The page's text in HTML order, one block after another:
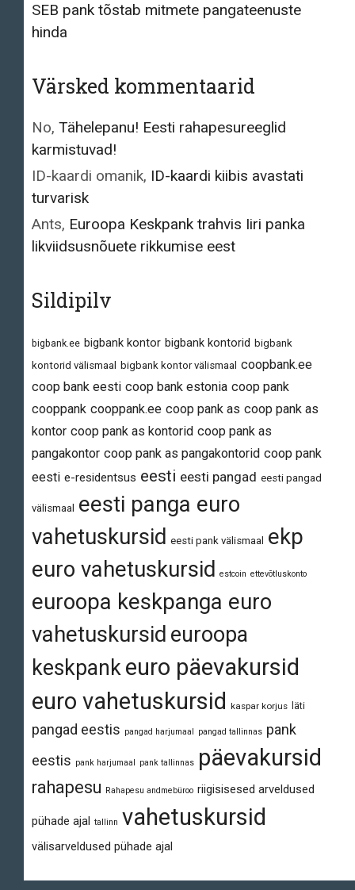
SEB pank tõstab mitmete pangateenuste
hinda
Värsked kommentaarid
No, Tähelepanu! Eesti rahapesureeglid
karmistuvad!
ID-kaardi omanik, ID-kaardi kiibis avastati
turvarisk
Ants, Euroopa Keskpank trahvis Iiri panka
likviidsusnõuete rikkumise eest
Sildipilv
bigbank.ee bigbank kontor bigbank kontorid bigbank
kontorid välismaal
bigbank kontor välismaal coopbank.ee
coop bank eesti coop bank estonia coop pank
cooppank cooppank.ee coop pank as coop pank as
kontor coop pank as kontorid coop pank as
pangakontor coop pank as pangakontorid coop pank
eesti e-residentsus eesti eesti pangad eesti pangad
välismaal eesti panga euro
vahetuskursid eesti pank välismaal ekp
euro vahetuskursid
estcoin ettevõtluskonto
euroopa keskpanga euro
vahetuskursid euroopa
keskpankeuro päevakursid
euro vahetuskursid
kaspar korjus läti
pangad eestis pangad harjumaal pangad tallinnas pank
eestis pank harjumaal pank tallinnas päevakursid
rahapesu Rahapesu andmebüroo riigisisesed arveldused
pühade ajal tallinn vahetuskursid
välisarveldused pühade ajal